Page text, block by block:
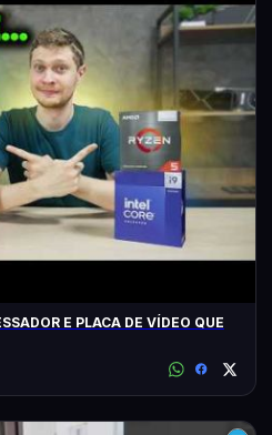
E PLACA DE VÍDEO QUE